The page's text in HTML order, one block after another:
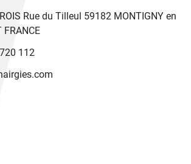
Rue du Tilleul 59182 MONTIGNY en
FRANCE
112